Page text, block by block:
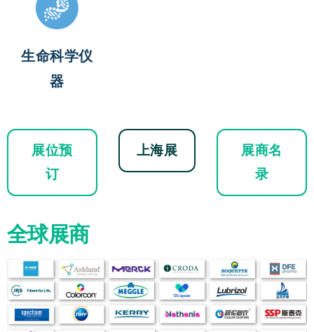
生命科学仪
器
展位预
订
上海展
展商名
录
全球展商